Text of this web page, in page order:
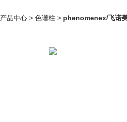
产品中心 > 色谱柱 > phenomenex/飞诺